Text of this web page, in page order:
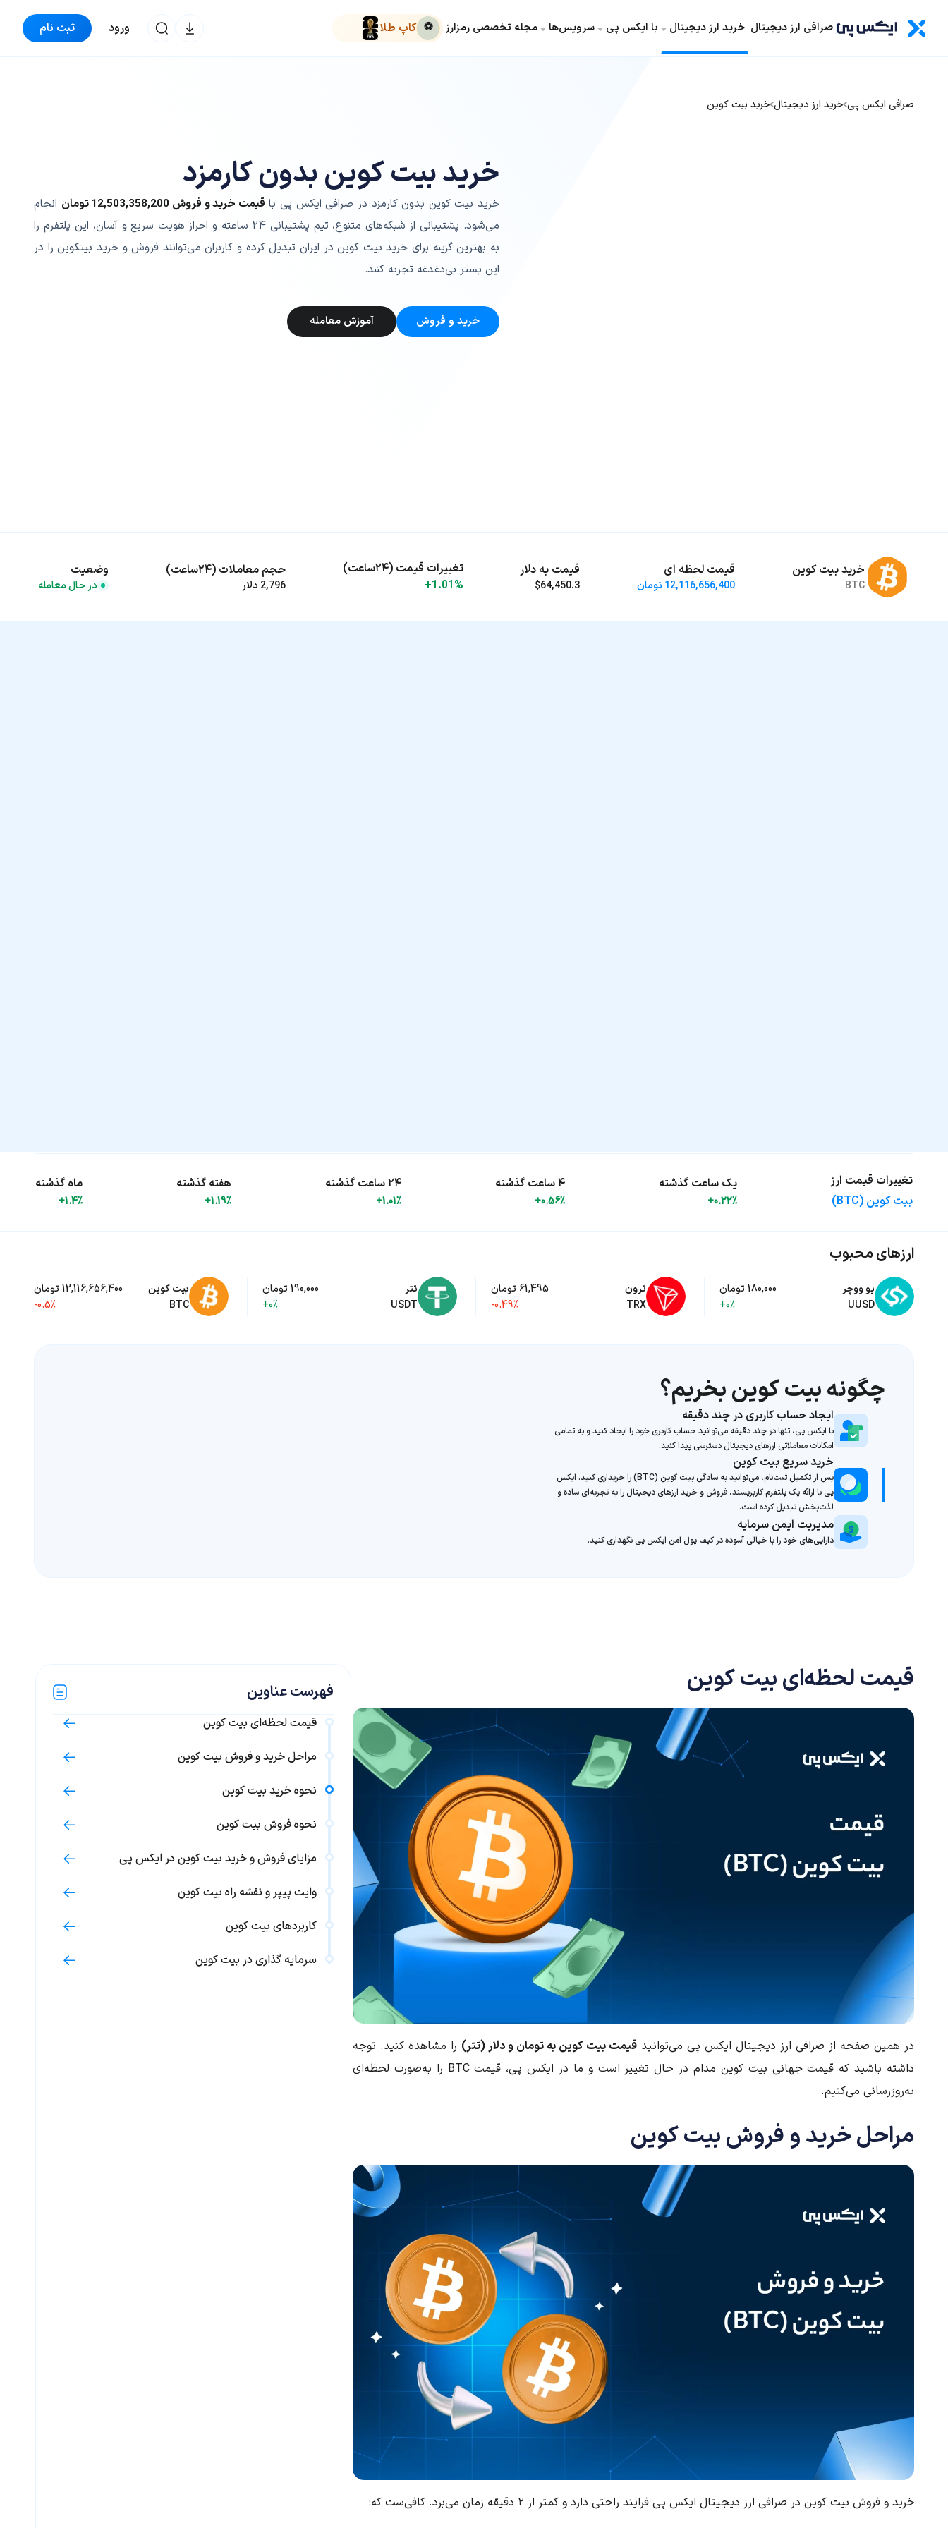
صرافی ارز دیجیتال خرید ارز دیجیتال با ایکس پی سرویس‌ها مجله تخصصی رمزارز ⚽ کاپ طلا ورود ثبت نام
صرافی ایکس پی خرید ارز دیجیتال خرید بیت کوین
خرید بیت کوین بدون کارمزد
خرید بیت کوین بدون کارمزد در صرافی ایکس پی با قیمت خرید و فروش 12,503,358,200تومان انجام
می‌شود. پشتیبانی از شبکه‌های متنوع، تیم پشتیبانی ۲۴ ساعته و احراز هویت سریع و آسان، این پلتفرم را
به بهترین گزینه برای خرید بیت کوین در ایران تبدیل کرده و کاربران می‌توانند فروش و خرید بیتکوین را در
این بستر بی‌دغدغه تجربه کنند.
خرید و فروش آموزش معامله
خرید بیت کوین
BTC
وضعیت
در حال معامله
قیمت لحظه ای
12,116,656,400 تومان
قیمت به دلار
$64,450.3
تغییرات قیمت (۲۴ساعت)
+1.01%
حجم معاملات (۲۴ساعت)
2,796 دلار
تغییرات قیمت ارز
بیت کوین (BTC)
یک ساعت گذشته
+0.22%
۴ ساعت گذشته
+0.56%
۲۴ ساعت گذشته
+1.01%
هفته گذشته
+1.19%
ماه گذشته
+1.4%
ارزهای محبوب
یو ووچر
UUSD
180,000 تومان
+0%
ترون
TRX
61,495 تومان
-0.49%
تتر
USDT
190,000 تومان
+0%
بیت کوین
BTC
12,116,656,400 تومان
-0.5%
چگونه بیت کوین بخریم؟
ایجاد حساب کاربری در چند دقیقه
با ایکس پی، تنها در چند دقیقه می‌توانید حساب کاربری خود را ایجاد کنید و به تمامی
امکانات معاملاتی ارزهای دیجیتال دسترسی پیدا کنید.
خرید سریع بیت کوین
پس از تکمیل ثبت‌نام، می‌توانید به سادگی بیت کوین (BTC) را خریداری کنید. ایکس
پی با ارائه یک پلتفرم کاربرپسند، فروش و خرید ارزهای دیجیتال را به تجربه‌ای ساده و
لذت‌بخش تبدیل کرده است.
مدیریت ایمن سرمایه
دارایی‌های خود را با خیالی آسوده در کیف پول امن ایکس پی نگهداری کنید.
قیمت لحظه‌ای بیت کوین
در همین صفحه از صرافی ارز دیجیتال ایکس پی می‌توانید قیمت بیت کوین به تومان و دلار (تتر) را مشاهده کنید. توجه
داشته باشید که قیمت جهانی بیت کوین مدام در حال تغییر است و ما در ایکس پی، قیمت BTC را به‌صورت لحظه‌‌ای
به‌روزرسانی می‌کنیم.
مراحل خرید و فروش بیت کوین
خرید و فروش بیت کوین در صرافی ارز دیجیتال ایکس پی فرایند راحتی دارد و کمتر از ۲ دقیقه زمان می‌برد. کافی‌ست که:
فهرست عناوین
قیمت لحظه‌ای بیت کوین
مراحل خرید و فروش بیت کوین
نحوه خرید بیت کوین
نحوه فروش بیت کوین
مزایای فروش و خرید بیت کوین در ایکس پی
وایت پیپر و نقشه راه بیت کوین
کاربردهای بیت کوین
سرمایه گذاری در بیت کوین